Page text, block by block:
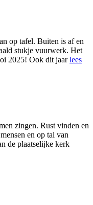
op tafel. Buiten is af en
stukje vuurwerk. Het
2025! Ook dit jaarlees
zingen. Rust vinden en
en op tal van
de plaatselijke kerk